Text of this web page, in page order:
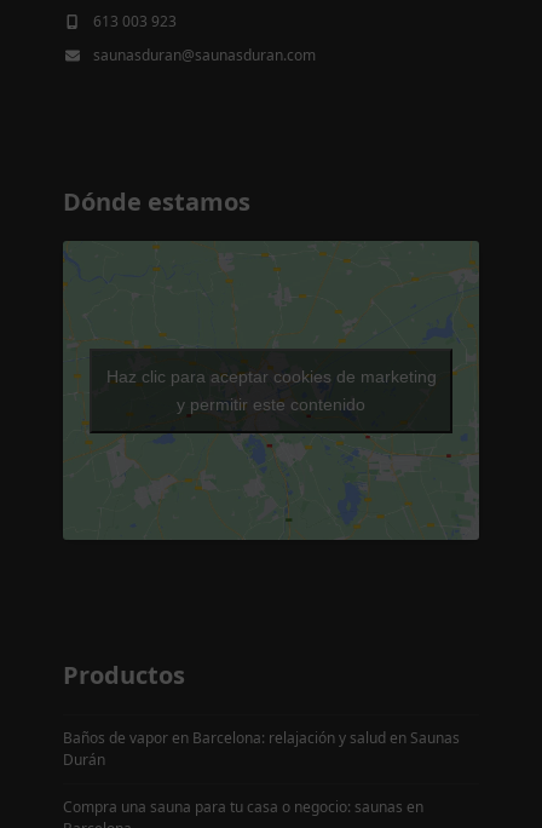
613 003 923
saunasduran@saunasduran.com
Dónde estamos
Haz clic para aceptar cookies de marketing
y permitir este contenido
Productos
Baños de vapor en Barcelona: relajación y salud en Saunas
Durán
Compra una sauna para tu casa o negocio: saunas en